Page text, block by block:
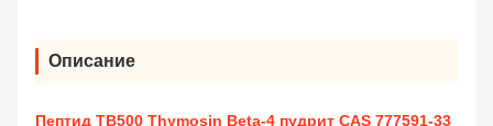
Описание
Пептид TB500 Thymosin Beta-4 пудрит CAS 777591-33